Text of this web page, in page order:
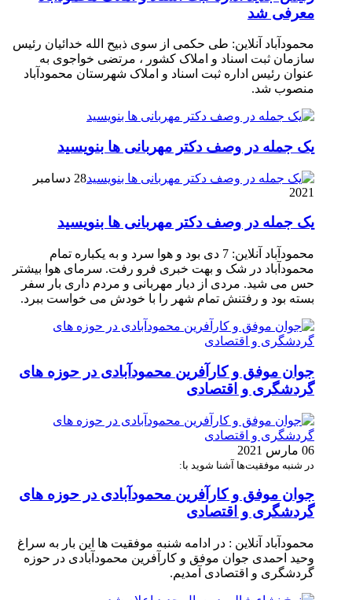
معرفی شد
محمودآباد آنلاین: طی حکمی از سوی ذبیح الله خدائیان رئیس
سازمان ثبت اسناد و املاک کشور ، مرتضی خواجوی به
عنوان رئیس اداره ثبت اسناد و املاک شهرستان محمودآباد
منصوب شد.
یک جمله در وصف دکتر مهربانی ها بنویسید
28 دسامبر
2021
یک جمله در وصف دکتر مهربانی ها بنویسید
محمودآباد آنلاین: 7 دی بود و هوا سرد و به یکباره تمام
محمودآباد در شک و بهت خبری فرو رفت. سرمای هوا بیشتر
حس می شید. مردی از دیار مهربانی و مردم داری بار سفر
بسته بود و رفتنش تمام شهر را با خودش می خواست ببرد.
جوان موفق و کارآفرین محمودآبادی در حوزه های
گردشگری و اقتصادی
06 مارس 2021
در شنبه موفقیت‌ها آشنا شوید با:
جوان موفق و کارآفرین محمودآبادی در حوزه های
گردشگری و اقتصادی
محمودآباد آنلاین : در ادامه شنبه موفقیت ها این بار به سراغ
وحید احمدی جوان موفق و کارآفرین محمودآبادی در حوزه
گردشگری و اقتصادی آمدیم.